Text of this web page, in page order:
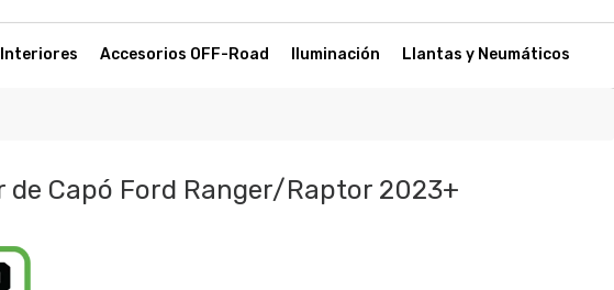
Accesorios OFF-Road Iluminación Llantas y Neumáticos
de Capó Ford Ranger/Raptor 2023+